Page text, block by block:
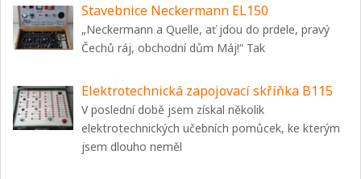
Stavebnice Neckermann EL150
„Neckermann a Quelle, ať jdou do prdele, pravý
Čechů ráj, obchodní dům Máj!“ Tak
Elektrotechnická zapojovací skříňka B115
V poslední době jsem získal několik
elektrotechnických učebních pomůcek, ke kterým
jsem dlouho neměl